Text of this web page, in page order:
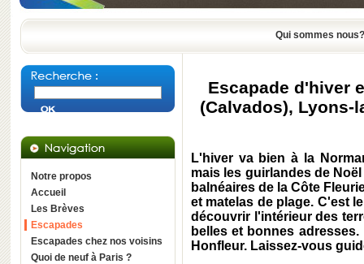
Qui sommes nous?
Notre propos
Accueil
Les Brèves
Escapades
Escapades chez nos voisins
Quoi de neuf à Paris ?
Escapade d'hiver
(Calvados), Lyons-
L'hiver va bien à la
mais les guirlandes de
balnéaires de la Côte
et matelas de plage. C'est
découvrir l'intérieur des
belles et bonnes
Honfleur. Laissez-vous